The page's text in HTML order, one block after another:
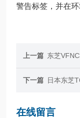
警告标签，并在
上一篇 东芝
下一篇 日本东芝
在线留言